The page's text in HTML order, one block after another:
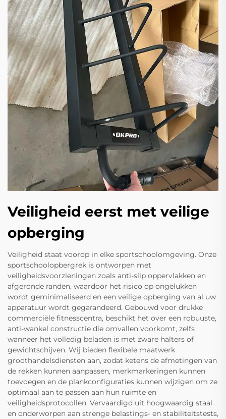
Veiligheid eerst met veilige
opberging
Veiligheid staat voorop in elke sportschoolomgeving. Onze
sportschoolopbergrek is ontworpen met
veiligheidsvoorzieningen zoals anti-slip oppervlakken en
afgeronde randen, waardoor het risico op ongelukken
wordt geminimaliseerd en een veilige opberging van al uw
apparatuur wordt gegarandeerd. Gebouwd voor drukke
commerciële fitnesscentra, beschikt het over een robuuste,
anti-wankel constructie die omvallen voorkomt, zelfs
wanneer het volledig beladen is met zware halters of
gewichtschijven. Wij bieden flexibele maatwerk
groothandelsdiensten aan, zodat ketens de afmetingen van
de rekken kunnen aanpassen, merkmarkeringen kunnen
toevoegen en de plankconfiguraties kunnen wijzigen om ze
optimaal aan te passen aan hun ruimte en
veiligheidsprotocollen. Vervaardigd uit hoogwaardig staal
en onderworpen aan strenge belastings- en stabiliteitstests,